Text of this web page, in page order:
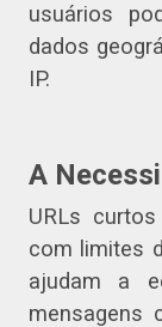
usuários
dados
IP.
A
URLs
com limites
ajudam a
mensagens